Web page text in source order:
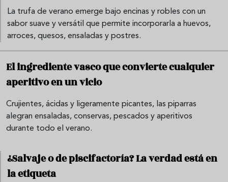
La trufa de verano emerge bajo encinas y robles con un
sabor suave y versátil que permite incorporarla a huevos,
arroces, quesos, ensaladas y postres.
El ingrediente vasco que convierte cualquier
aperitivo en un vicio
Crujientes, ácidas y ligeramente picantes, las piparras
alegran ensaladas, conservas, pescados y aperitivos
durante todo el verano.
¿Salvaje o de piscifactoría? La verdad está en
la etiqueta